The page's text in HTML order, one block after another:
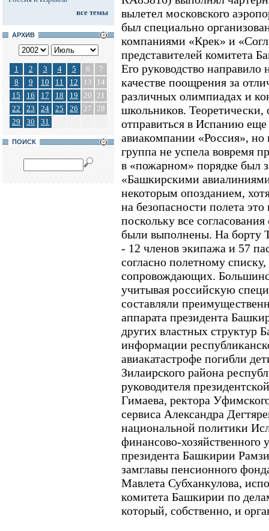
все темы
АРХИВ
1 2 3 4 5 6
7
8
9 10 11 12 13
14
15
16 17 18 19 20 21
22
23 24 25 26 27 28
29
30 31
ПОИСК
вылетел московского
был специально
компаниями «Крек» и
представителей
Его руководство
качестве поощрения за
различных олимпиадах и
школьников.
отправиться в Испанию
авиакомпании «Россия», но
группа не успела вовремя
в «пожарном» порядке был
«Башкирскими
некоторым опозданием,
на безопасности полета это
поскольку все
были выполнены. На борту
- 12 членов экипажа и 57
согласно полетному
сопровождающих.
учитывая российскую
составляли
аппарата президента
других властных структур
информации
авиакатастрофе погибли
Зилаирского района
руководителя
Гимаева, ректора
сервиса Александра
национальной политики
финансово-хозяйственного
президента Башкирии
замглавы пенсионного
Мавлета Субханкулова,
комитета Башкирии по
который, собственно, и